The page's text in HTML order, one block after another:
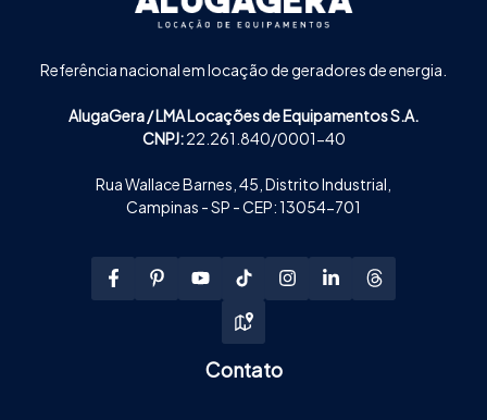
Referência nacional em locação de geradores de energia.
AlugaGera / LMA Locações de Equipamentos S.A.
CNPJ:22.261.840/0001-40
Rua Wallace Barnes, 45, Distrito Industrial,
Campinas - SP - CEP: 13054-701
Contato